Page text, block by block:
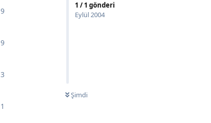
1 /1 gönderi
Eylül 2004
Şimdi
9
9
3
1